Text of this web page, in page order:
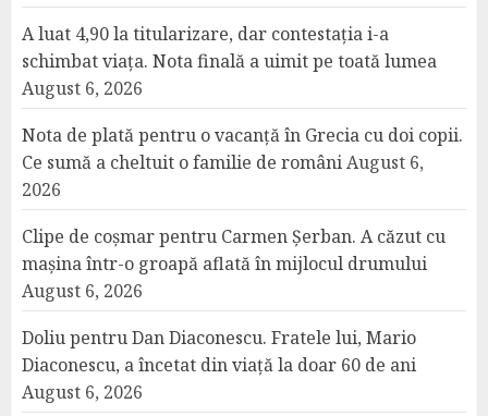
A luat 4,90 la titularizare, dar contestația i-a
schimbat viața. Nota finală a uimit pe toată lumea
August 6, 2026
Nota de plată pentru o vacanță în Grecia cu doi copii.
Ce sumă a cheltuit o familie de româniAugust 6,
2026
Clipe de coșmar pentru Carmen Șerban. A căzut cu
mașina într-o groapă aflată în mijlocul drumului
August 6, 2026
Doliu pentru Dan Diaconescu. Fratele lui, Mario
Diaconescu, a încetat din viață la doar 60 de ani
August 6, 2026